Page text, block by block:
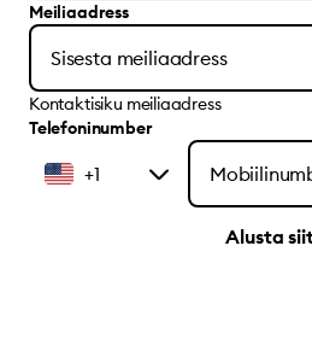
Meiliaadress
Kontaktisiku meiliaadress
Telefoninumber
+1
Alusta